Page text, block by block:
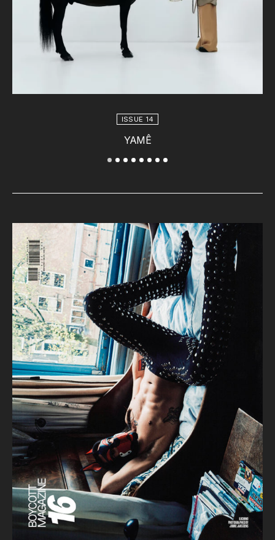
ISSUE 14
YAMÊ